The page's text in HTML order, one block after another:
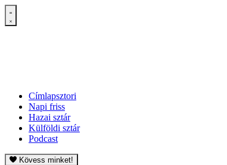
Címlapsztori
Napi friss
Hazai sztár
Külföldi sztár
Podcast
Kövess minket!